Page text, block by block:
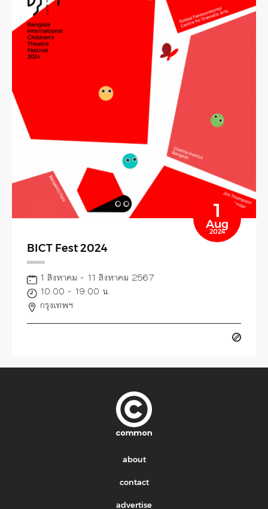
1
Aug
2024
BICT Fest 2024
1 สิงหาคม - 11 สิงหาคม 2567
10:00 - 19:00 น.
กรุงเทพฯ
about
contact
advertise